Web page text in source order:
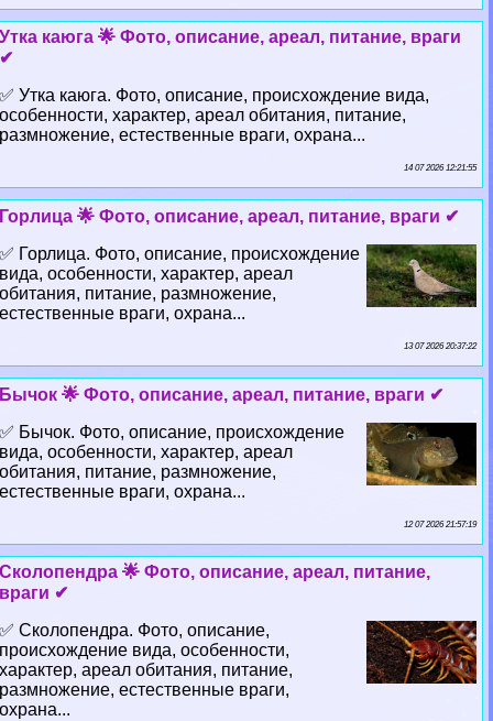
Утка каюга 🌟 Фото, описание, ареал, питание, враги
✔
✅ Утка каюга. Фото, описание, происхождение вида,
особенности, хаpaктер, ареал обитания, питание,
размножение, естественные враги, охрана...
14 07 2026 12:21:55
Горлица 🌟 Фото, описание, ареал, питание, враги ✔
✅ Горлица. Фото, описание, происхождение
вида, особенности, хаpaктер, ареал
обитания, питание, размножение,
естественные враги, охрана...
13 07 2026 20:37:22
Бычок 🌟 Фото, описание, ареал, питание, враги ✔
✅ Бычок. Фото, описание, происхождение
вида, особенности, хаpaктер, ареал
обитания, питание, размножение,
естественные враги, охрана...
12 07 2026 21:57:19
Сколопендра 🌟 Фото, описание, ареал, питание,
враги ✔
✅ Сколопендра. Фото, описание,
происхождение вида, особенности,
хаpaктер, ареал обитания, питание,
размножение, естественные враги,
охрана...